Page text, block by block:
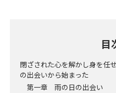
目
閉ざされた心を解かし身を任
の出会いから始まった
第一章 雨の日の出会い